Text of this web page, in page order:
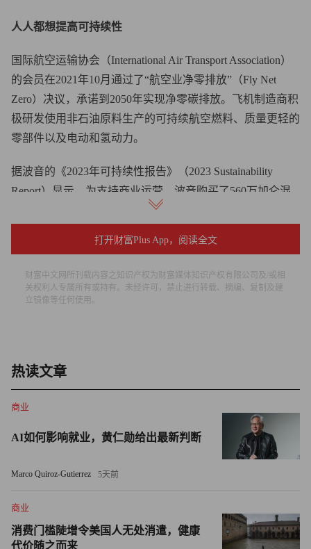
人人都想提高可持续性
国际航空运输协会（International Air Transport Association）
的会员在2021年10月通过了“航空业净零排放”（Fly Net
Zero）决议，承诺到2050年实现净零碳排放。飞机制造商积
极研发使用非石油原料生产的可持续航空燃料、质量更轻的
零部件以及电动和氢动力。
据波音的《2023年可持续性报告》（2023 Sustainability
Report）显示，为支持商业运营，波音购买了560万加仑混
合可持续航空燃料，在2022年这个数字只有200万加仑。
坐四人的电动、自动驾驶空中出租车。
空客于1月16日宣布，其“铁舱”顺利启动。铁舱是为空客在
2020年发布的“电动概念飞机设计的氢能推进系统”，是空客
航空燃料。与波音一样，空客也希望到2030年100%使用可
（National Aeronautic Association）可持续咨询委员会
（Sustainability Advisory Committee）的成员詹姆斯·达西对
《财富》杂志表示，航空公司在订购更可持续的飞机时普遍
打开财富Plus App，阅读全文
财富中文网所刊载内容之知识产权为财富媒体知识产权有限公司及/或相
关权利人专属所有或持有。未经许可，禁止进行转载、摘编、复制及建
立镜像等任何使用。
热读文章
商业
AI如何影响就业，黄仁勋给出最新判断
Marco Quiroz-Gutierrez 5天前
商业
消费门槛陡增令美国人无处消遣，健康
代价随之而来